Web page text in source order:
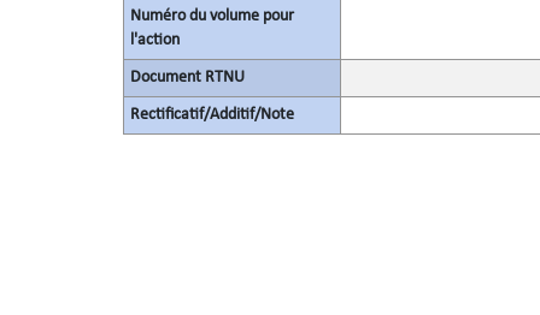
Numéro du volume pour
l'action
Document RTNU
Rectificatif/Additif/Note